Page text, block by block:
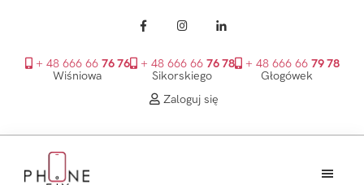
+ 48 666 66 76 76
Wiśniowa
+ 48 666 66 76 78
Sikorskiego
+ 48 666 66 79 78
Głogówek
Zaloguj się